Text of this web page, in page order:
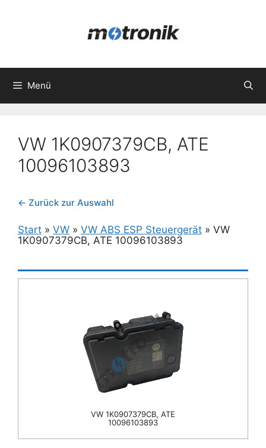
Menü
VW 1K0907379CB, ATE
10096103893
← Zurück zur Auswahl
Start » VW » VW ABS ESP Steuergerät » VW
1K0907379CB, ATE 10096103893
VW 1K0907379CB, ATE
10096103893